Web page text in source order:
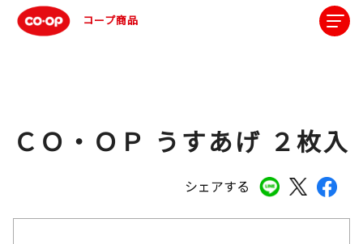
コープ商品
シェアする
ＣＯ・ＯＰ うすあげ ２枚入